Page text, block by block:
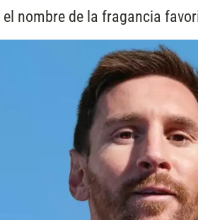
el nombre de la fragancia